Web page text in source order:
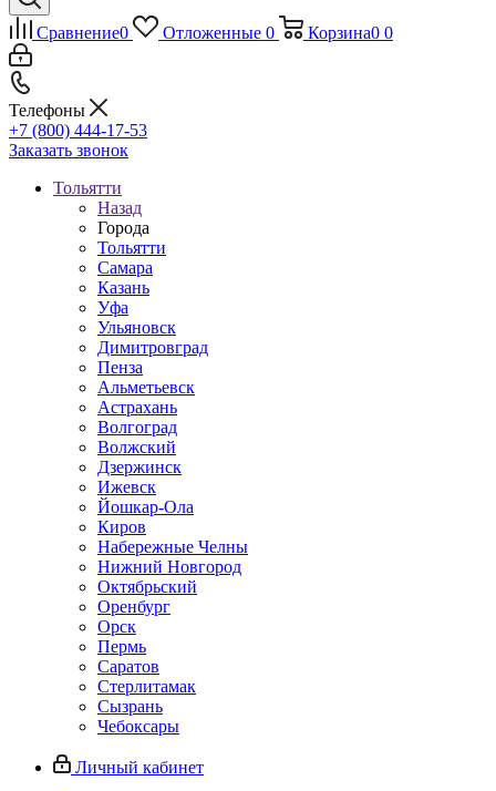
Сравнение0 Отложенные 0 Корзина0 0
Телефоны
+7 (800) 444-17-53
Заказать звонок
Тольятти
Назад
Города
Тольятти
Самара
Казань
Уфа
Ульяновск
Димитровград
Пенза
Альметьевск
Астрахань
Волгоград
Волжский
Дзержинск
Ижевск
Йошкар-Ола
Киров
Набережные Челны
Нижний Новгород
Октябрьский
Оренбург
Орск
Пермь
Саратов
Стерлитамак
Сызрань
Чебоксары
Личный кабинет